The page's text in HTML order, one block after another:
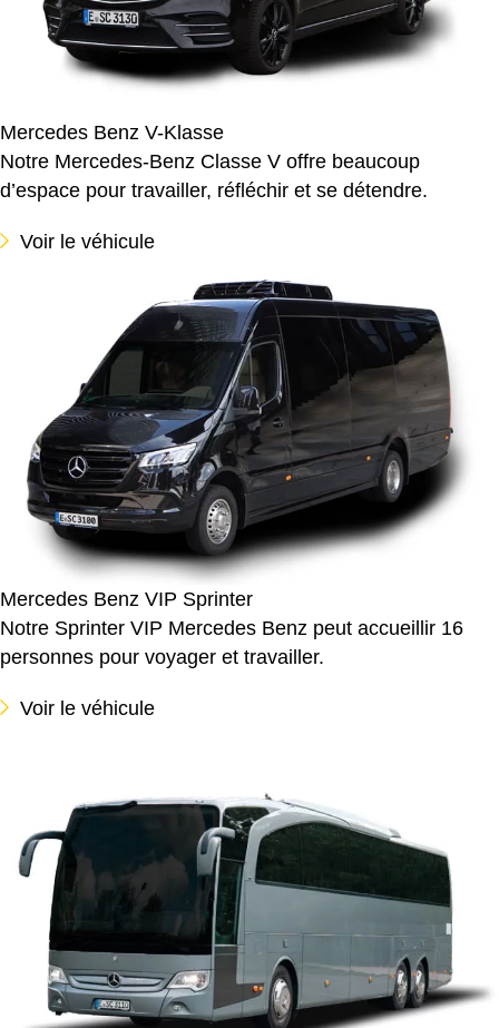
Mercedes Benz V-Klasse
Notre Mercedes-Benz Classe V offre beaucoup
d’espace pour travailler, réfléchir et se détendre.
Voir le véhicule
Mercedes Benz VIP Sprinter
Notre Sprinter VIP Mercedes Benz peut accueillir 16
personnes pour voyager et travailler.
Voir le véhicule